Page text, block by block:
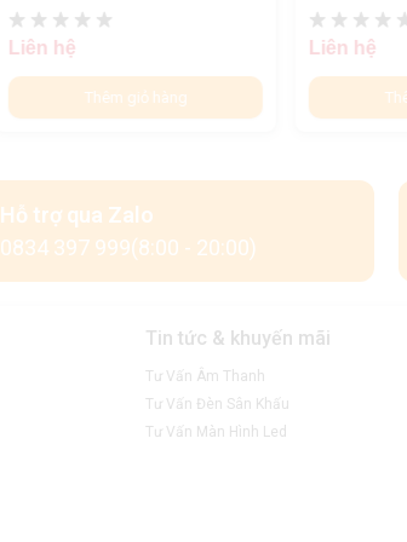
Liên hệ
Thêm giỏ hàng
Liên hệ
Hỗ trợ qua Zalo
0834 397 999(8:00 - 20:00)
Tin tức & khuyến mãi
Tư Vấn Âm Thanh
Tư Vấn Đèn Sân Khấu
Tư Vấn Màn Hình Led